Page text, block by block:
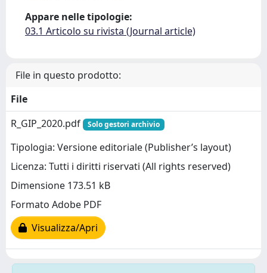
Appare nelle tipologie:
03.1 Articolo su rivista (Journal article)
File in questo prodotto:
File
R_GIP_2020.pdf
Solo gestori archivio
Tipologia: Versione editoriale (Publisher’s layout)
Licenza: Tutti i diritti riservati (All rights reserved)
Dimensione 173.51 kB
Formato Adobe PDF
Visualizza/Apri